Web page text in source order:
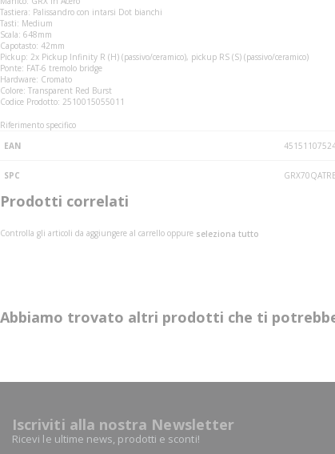
Tastiera: Palissandro con intarsi Dot bianchi
Tasti: Medium
Scala: 648mm
Capotasto: 42mm
Pickup: 2x Pickup Infinity R (H) (passivo/ceramico), pickup RS (S) (passivo/ceramico)
Ponte: FAT-6 tremolo bridge
Hardware: Cromato
Colore: Transparent Red Burst
Codice Prodotto: 2510015055011
Riferimento specifico
EAN
SPC
Prodotti correlati
Controlla gli articoli da aggiungere al carrello oppure seleziona tutto
Abbiamo trovato altri prodotti che ti
Iscriviti alla nostra Newsletter
Ricevi le ultime news, prodotti e sconti!